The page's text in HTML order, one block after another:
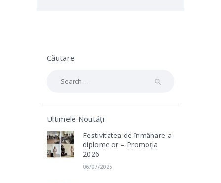
Căutare
Ultimele Noutăți
Festivitatea de înmânare a
diplomelor – Promoția
2026
06/07/2026